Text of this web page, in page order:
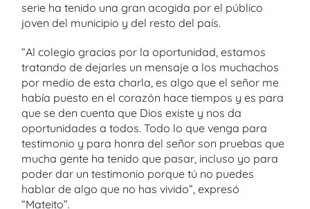
serie ha tenido una gran acogida por el público
joven del municipio y del resto del país.
“Al colegio gracias por la oportunidad, estamos
tratando de dejarles un mensaje a los muchachos
por medio de esta charla, es algo que el señor me
había puesto en el corazón hace tiempos y es para
que se den cuenta que Dios existe y nos da
oportunidades a todos. Todo lo que venga para
testimonio y para honra del señor son pruebas que
mucha gente ha tenido que pasar, incluso yo para
poder dar un testimonio porque tú no puedes
hablar de algo que no has vivido”, expresó
“Mateito”.